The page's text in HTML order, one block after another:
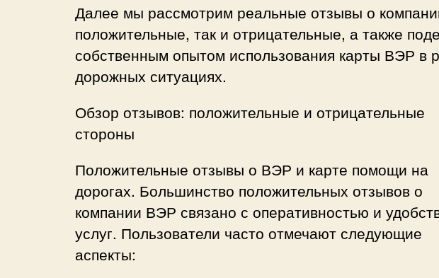
Далее мы рассмотрим реальные отзывы о
положительные, так и отрицательные, а также
собственным опытом использования карты ВЭР в
дорожных ситуациях.
Обзор отзывов: положительные и отрицательные
стороны
Положительные отзывы о ВЭР и карте помощи на
дорогах. Большинство положительных отзывов о
компании ВЭР связано с оперативностью и
услуг. Пользователи часто отмечают следующие
аспекты: